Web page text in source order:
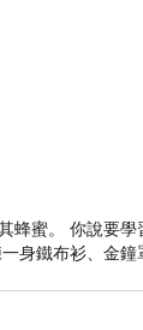
蜂蜜。 你說要
身鐵布衫、金